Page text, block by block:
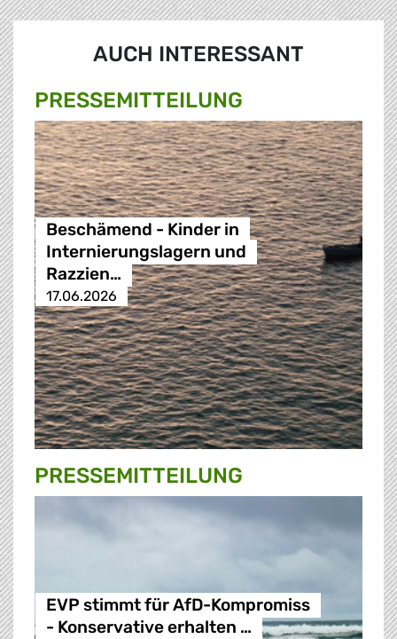
AUCH INTERESSANT
PRESSE­MITTEILUNG
Beschämend - Kinder in
Internierungslagern und
Razzien…
17.06.2026
PRESSE­MITTEILUNG
EVP stimmt für AfD-Kompromiss
- Konservative erhalten …